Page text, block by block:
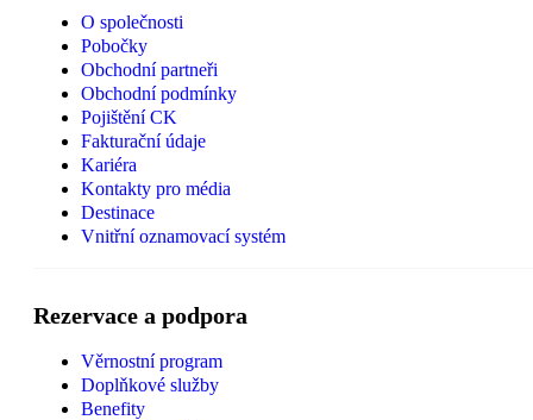
O společnosti
Pobočky
Obchodní partneři
Obchodní podmínky
Pojištění CK
Fakturační údaje
Kariéra
Kontakty pro média
Destinace
Vnitřní oznamovací systém
Rezervace a podpora
Věrnostní program
Doplňkové služby
Benefity